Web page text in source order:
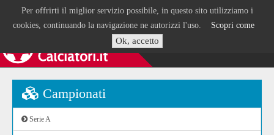
Per offrirti il miglior servizio possibile, in questo sito utilizziamo i
cookies, continuando la navigazione ne autorizzi l'uso. Scopri come
Ok, accetto
Campionati
Serie A